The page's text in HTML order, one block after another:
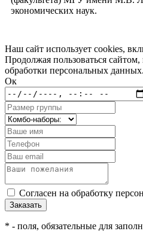
экономических наук.
Наш сайт использует cookies,
Продолжая пользоваться сайтом,
обработки персональных данных.
Ок
Согласен на обработку
* - поля, обязательные для